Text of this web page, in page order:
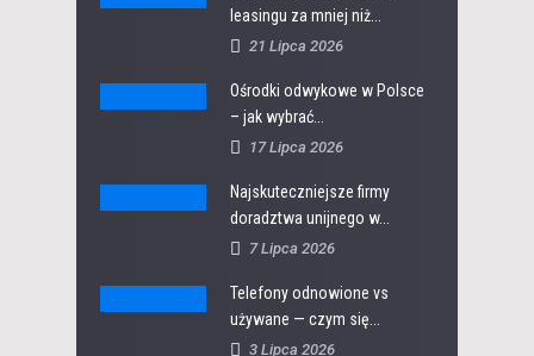
leasingu za mniej niż...
21 Lipca 2026
Ośrodki odwykowe w Polsce
– jak wybrać...
17 Lipca 2026
Najskuteczniejsze firmy
doradztwa unijnego w...
7 Lipca 2026
Telefony odnowione vs
używane — czym się...
3 Lipca 2026